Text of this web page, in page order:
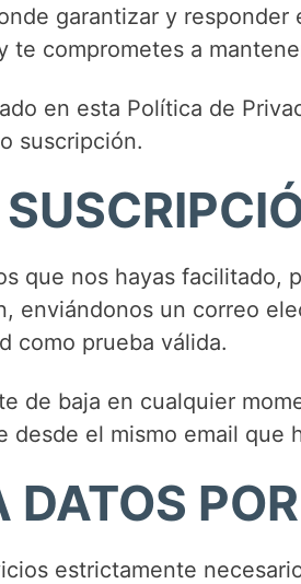
garantizar y
te comprometes a
en esta Política de
suscripción.
que nos hayas facilitado,
enviándonos un correo
como prueba válida.
de baja en cualquier
desde el mismo email que
estrictamente